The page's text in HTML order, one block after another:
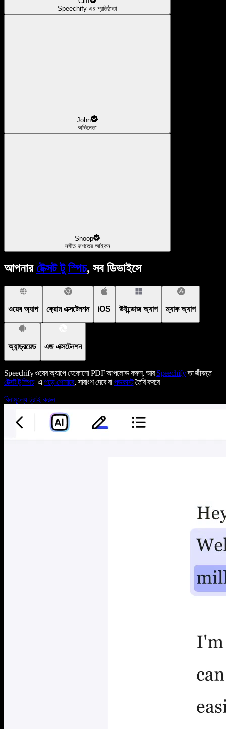
Speechify-এর প্রতিষ্ঠাতা
John
অভিনেতা
Snoop
সঙ্গীত জগতের আইকন
আপনার টেক্সট টু স্পিচ, সব ডিভাইসে
ওয়েব অ্যাপ ক্রোম এক্সটেনশন iOS উইন্ডোজ অ্যাপ ম্যাক অ্যাপ
অ্যান্ড্রয়েড এজ এক্সটেনশন
Speechify ওয়েব অ্যাপে যেকোনো PDF আপলোড করুন, আরSpeechifyতা জীবন্ত
টেক্সট টু স্পিচ–এপড়ে শোনাবে, সারাংশ দেবে বাপডকাস্টতৈরি করবে
বিনামূল্যে ট্রাই করুন